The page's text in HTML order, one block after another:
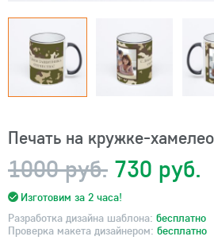
Печать на кружке-
1000 руб. 730 руб.
Изготовим за 2 часа!
Разработка дизайна шаблона: бесплатно
Проверка макета дизайнером: бесплатно